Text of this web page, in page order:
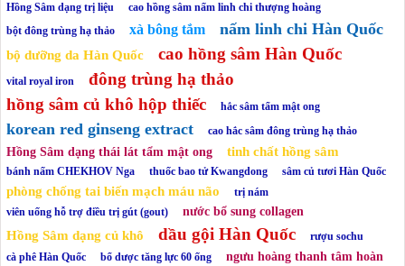
Hồng Sâm dạng trị liệu
cao hồng sâm nấm linh chi thượng hoàng
bột đông trùng hạ thảo
xà bông tắm nấm linh chi Hàn Quốc
bộ dưỡng da Hàn Quốc cao hồng sâm Hàn Quốc
vital royal iron
đông trùng hạ thảo
hồng sâm củ khô hộp thiếc
hắc sâm tẩm mật ong
korean red ginseng extract cao hắc sâm đông trùng hạ thảo
Hồng Sâm dạng thái lát tẩm mật ong tinh chất hồng sâm
bánh nấm CHEKHOV Nga thuốc bao tử Kwangdong sâm củ tươi Hàn Quốc
phòng chống tai biến mạch máu não
trị nám
viên uống hỗ trợ điều trị gút (gout)
nước bổ sung collagen
Hồng Sâm dạng củ khô dầu gội Hàn Quốc
rượu sochu
cà phê Hàn Quốc
bổ dược tăng lực 60 ống ngưu hoàng thanh tâm hoàn